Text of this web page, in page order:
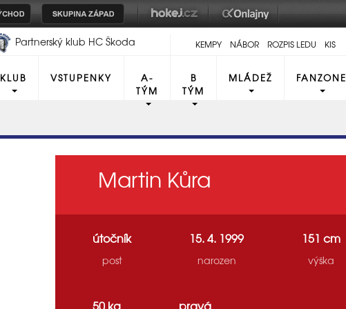
Partnerský klub HC Škoda
KEMPY NÁBOR ROZPIS LEDU KIS
KLUB VSTUPENKY
A-
TÝM
B
TÝM
MLÁDEŽ FANZONE
Martin Kůra
útočník
post
15. 4. 1999
narozen
151 cm
výška
50 kg pravá